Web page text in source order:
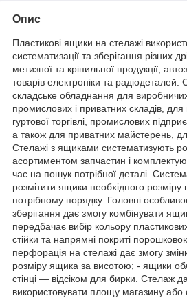
Опис
Пластикові ящики на стелажі
систематизації та зберігання різних
метизної та кріпильної продукції,
товарів електроніки та радіодеталей.
складське обладнання для
промислових і приватних складів, для
гуртової торгівлі, промислових
а також для приватних майстерень,
Стелажі з ящиками систематизують
асортиментом запчастин і
час на пошук потрібної деталі.
розмітити ящики необхідного розміру
потрібному порядку. Головні
зберігання дає змогу комбінувати
передбачає вибір кольору
стійки та напрямні покриті
перфорація на стелажі дає змогу
розміру ящика за висотою; - ящики
стінці — відсіком для бирки. Стелаж
використовувати площу магазину або